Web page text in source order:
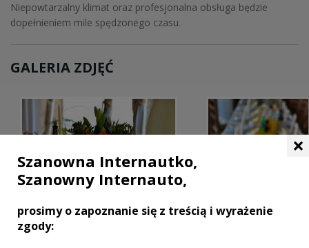
Niepowtarzalny klimat oraz profesjonalna obsługa będzie
dopełnieniem mile spędzonego czasu.
GALERIA ZDJĘĆ
×
Szanowna Internautko,
Szanowny Internauto,
prosimy o zapoznanie się z treścią i wyrażenie
zgody: